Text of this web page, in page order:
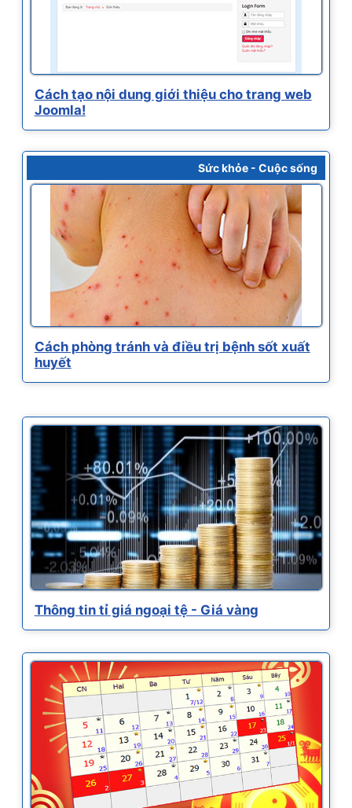
Cách tạo nội dung giới thiệu cho trang web
Joomla!
Sức khỏe - Cuộc sống
Cách phòng tránh và điều trị bệnh sốt xuất
huyết
Thông tin tỉ giá ngoại tệ - Giá vàng